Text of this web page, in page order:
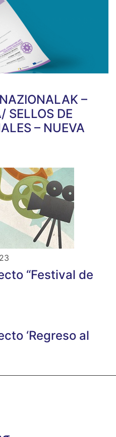
–
SELLOS DE
– NUEVA
“Festival de
‘Regreso al